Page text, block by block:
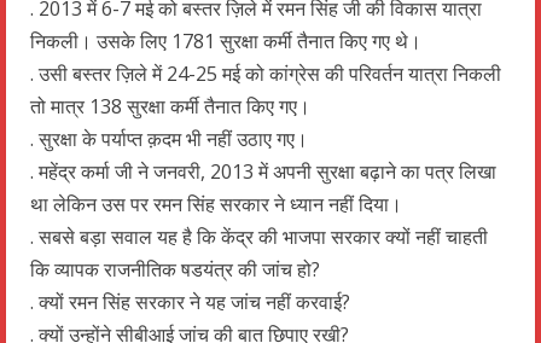
. 2013 में 6-7 मई को बस्तर ज़िले में रमन सिंह जी की विकास यात्रा
निकली। उसके लिए 1781 सुरक्षा कर्मी तैनात किए गए थे।
. उसी बस्तर ज़िले में 24-25 मई को कांग्रेस की परिवर्तन यात्रा निकली
तो मात्र 138 सुरक्षा कर्मी तैनात किए गए।
. सुरक्षा के पर्याप्त क़दम भी नहीं उठाए गए।
. महेंद्र कर्मा जी ने जनवरी, 2013 में अपनी सुरक्षा बढ़ाने का पत्र लिखा
था लेकिन उस पर रमन सिंह सरकार ने ध्यान नहीं दिया।
. सबसे बड़ा सवाल यह है कि केंद्र की भाजपा सरकार क्यों नहीं चाहती
कि व्यापक राजनीतिक षडयंत्र की जांच हो?
. क्यों रमन सिंह सरकार ने यह जांच नहीं करवाई?
. क्यों उन्होंने सीबीआई जांच की बात छिपाए रखी?